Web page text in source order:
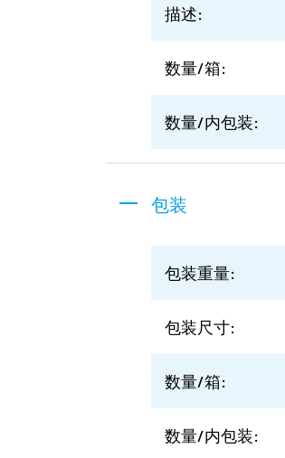
描述:
数量/箱:
数量/内包装:
包装
包装重量:
包装尺寸:
数量/箱:
数量/内包装: